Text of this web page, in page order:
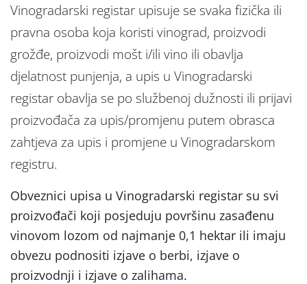
Vinogradarski registar upisuje se svaka fizička ili
pravna osoba koja koristi vinograd, proizvodi
grožđe, proizvodi mošt i/ili vino ili obavlja
djelatnost punjenja, a upis u Vinogradarski
registar obavlja se po službenoj dužnosti ili prijavi
proizvođača za upis/promjenu putem obrasca
zahtjeva za upis i promjene u Vinogradarskom
registru.
Obveznici upisa u Vinogradarski registar su svi
proizvođači koji posjeduju površinu zasađenu
vinovom lozom od najmanje 0,1 hektar ili imaju
obvezu podnositi izjave o berbi, izjave o
proizvodnji i izjave o zalihama.